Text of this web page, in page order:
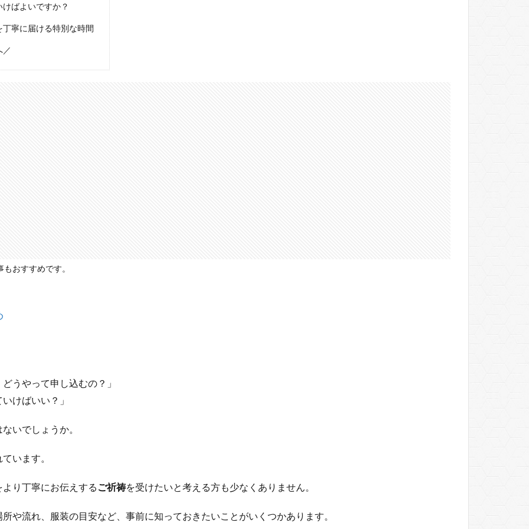
ばよいですか？
寧に届ける特別な時間
／
おすすめです。
うやって申し込むの？」
けばいい？」
いでしょうか。
います。
り丁寧にお伝えするご祈祷を受けたいと考える方も少なくありません。
や流れ、服装の目安など、事前に知っておきたいことがいくつかあります。